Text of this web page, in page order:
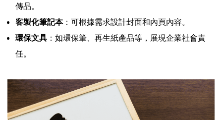
傳品。
客製化筆記本：可根據需求設計封面和內頁內容。
環保文具 ：如環保筆、再生紙產品等，展現企業社會責
任。